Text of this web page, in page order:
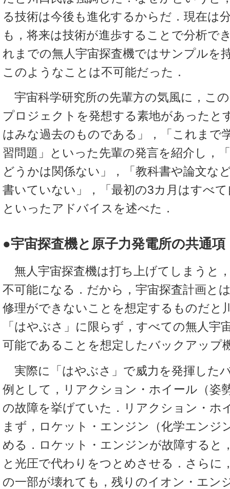
る技術は今後も進化するからだ．現在は
も，将来は技術が進歩することで分析で
れまでの無人宇宙探査機ではサンプルを
このようなことは不可能だった．
宇宙科学研究所の先輩方の気風に，こ
プロジェクトを発想する素地があったと
はみな過去のものである」，「これまで
習問題」といった先輩の発言を紹介し，
どうかは関係ない」，「教科書や論文な
書いていない」，「最初の3カ月はすべ
といったアドバイスを述べた．
●宇宙探査機と原子力発電所の共通項
無人宇宙探査機は打ち上げてしまうと
不可能になる．だから，宇宙探査計画と
修理ができないことを想定するものだと
「はやぶさ」に限らず，すべての無人宇
可能であることを想定したバックアップ
実際に「はやぶさ」で威力を発揮した
例として，リアクション・ホイール（姿
の故障を挙げていた．リアクション・ホ
まず，ロケット・エンジン（化学エンジ
める．ロケット・エンジンが故障すると
と光圧で代わりをつとめさせる．さらに
の一部が壊れても，残りのイオン・エン